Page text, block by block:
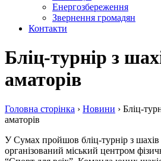
Енергозбереження
Звернення громадян
Контакти
Бліц-турнір з
аматорів
Головна сторiнка › Новини › Бліц-
аматорів
У Сумах пройшов бліц-турнір з шахів
організований міський центром